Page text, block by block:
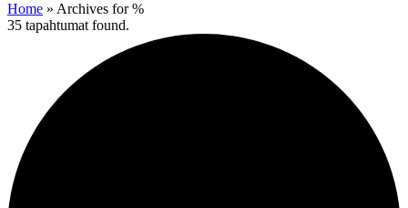
Home » Archives for %
35 tapahtumat found.